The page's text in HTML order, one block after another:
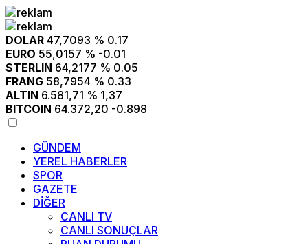
DOLAR 47,7093 % 0.17
EURO 55,0157 % -0.01
STERLIN 64,2177 % 0.05
FRANG 58,7954 % 0.33
ALTIN 6.581,71 % 1,37
BITCOIN 64.372,20 -0.898
GÜNDEM
YEREL HABERLER
SPOR
GAZETE
DİĞER
CANLI TV
CANLI SONUÇLAR